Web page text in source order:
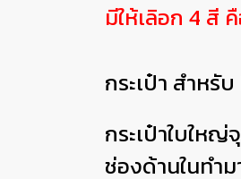
มีให้เลิอก 4 สี
กระเป๋า สำหรั
กระเป๋าใบให
ช่องด้านในทำ